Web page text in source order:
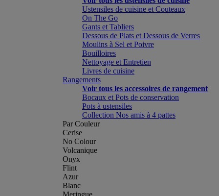
Ustensiles de cuisine et Couteaux
On The Go
Gants et Tabliers
Dessous de Plats et Dessous de Verres
Moulins à Sel et Poivre
Bouilloires
Nettoyage et Entretien
Livres de cuisine
Rangements
Voir tous les accessoires de rangement
Bocaux et Pots de conservation
Pots à ustensiles
Collection Nos amis à 4 pattes
Par Couleur
Cerise
No Colour
Volcanique
Onyx
Flint
Azur
Blanc
Meringue